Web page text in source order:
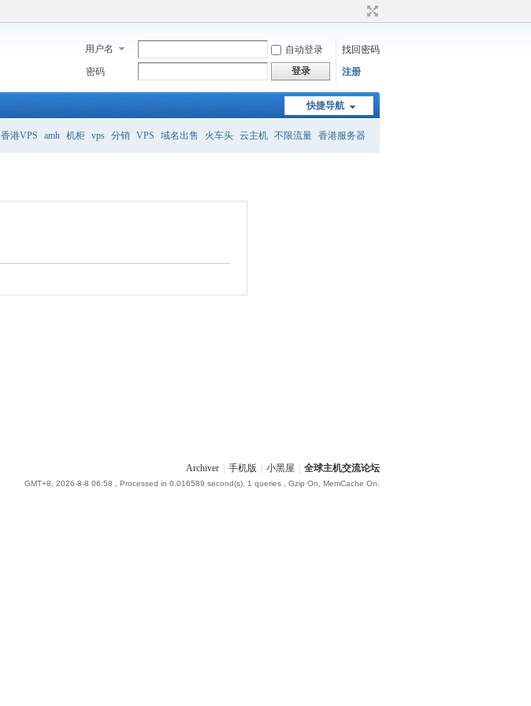
用户名 自动登录
找回密码
密码
登录 注册
快捷导航
香港VPS amh 机柜 vps 分销 VPS 域名出售 火车头 云主机 不限流量 香港服务器
Archiver 手机版 小黑屋 全球主机交流论坛
GMT+8, 2026-8-8 06:58 , Processed in 0.016589 second(s), 1 queries , Gzip On, MemCache On.